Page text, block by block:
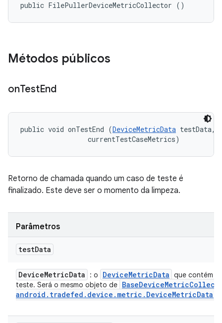
public FilePullerDeviceMetricCollector ()
Métodos públicos
onTestEnd
public void onTestEnd (DeviceMetricData testData,
currentTestCaseMetrics)
Retorno de chamada quando um caso de teste é
finalizado. Este deve ser o momento da limpeza.
Parâmetros
testData
DeviceMetricData : o DeviceMetricData que contém
teste. Será o mesmo objeto de BaseDeviceMetric
android . tradefed . device . metric . DeviceMetricData)